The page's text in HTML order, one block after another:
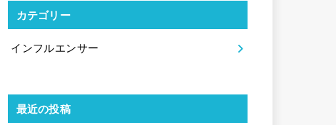
カテゴリー
インフルエンサー
最近の投稿